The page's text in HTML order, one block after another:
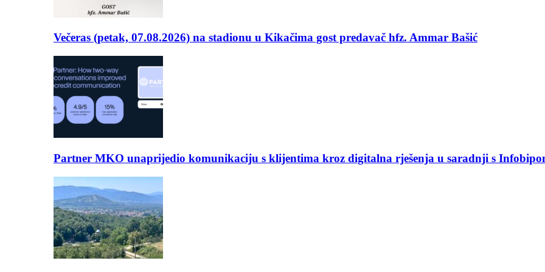
Večeras (petak, 07.08.2026) na stadionu u Kikačima gost predavač hfz. Ammar Bašić
Partner MKO unaprijedio komunikaciju s klijentima kroz digitalna rješenja u saradnji s